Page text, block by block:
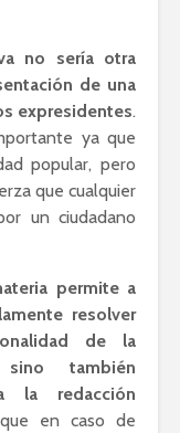
no sería otra
de una
expresidentes.
ya que
popular, pero
que cualquier
un ciudadano
permite a
resolver
de la
también
la redacción
en caso de